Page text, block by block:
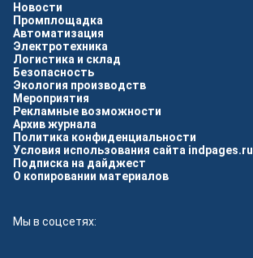
Новости
Промплощадка
Автоматизация
Электротехника
Логистика и склад
Безопасность
Экология производств
Мероприятия
Рекламные возможности
Архив журнала
Политика конфиденциальности
Условия использования сайта indpages.ru
Подписка на дайджест
О копировании материалов
Мы в соцсетях: